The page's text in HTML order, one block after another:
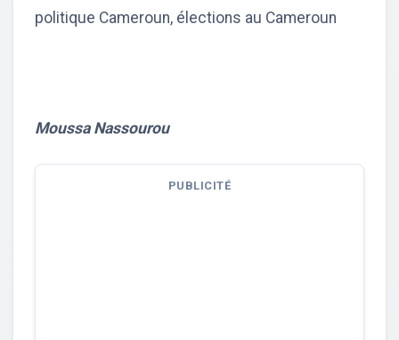
politique Cameroun, élections au Cameroun
Moussa Nassourou
PUBLICITÉ